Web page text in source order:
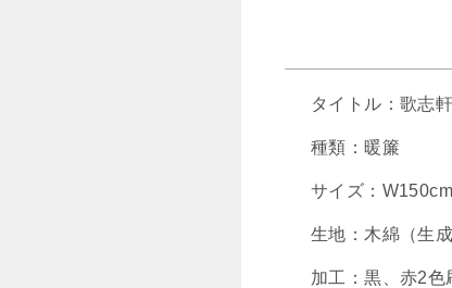
タイトル：歌志軒
種類：暖簾
サイズ：
生地：木綿（生成
加工：黒、赤2色